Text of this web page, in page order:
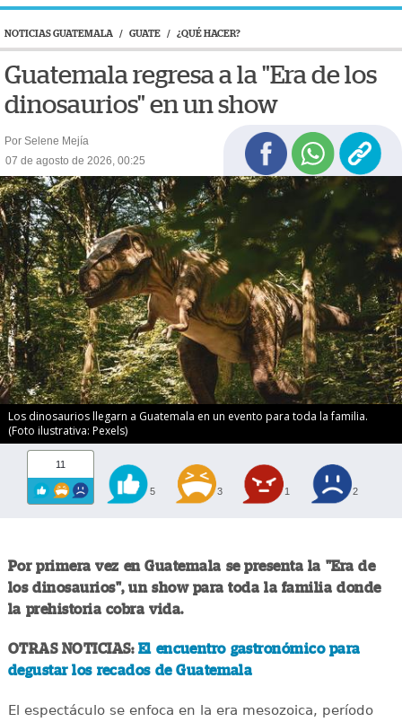
NOTICIAS GUATEMALA / GUATE / ¿QUÉ HACER?
Guatemala regresa a la "Era de los
dinosaurios" en un show
Por Selene Mejía
07 de agosto de 2026, 00:25
Los dinosaurios llegarn a Guatemala en un evento para toda la familia.
(Foto ilustrativa: Pexels)
11
5 3 1 2
Por primera vez en Guatemala se presenta la "Era de
los dinosaurios", un show para toda la familia donde
la prehistoria cobra vida.
OTRAS NOTICIAS: El encuentro gastronómico para
degustar los recados de Guatemala
El espectáculo se enfoca en la era mesozoica, período